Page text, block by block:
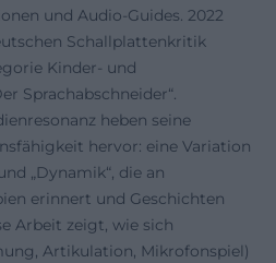
und Audio-Guides. 2022
Schallplattenkritik
Kinder- und
Sprachabschneider“.
heben seine
hervor: eine Variation
„Dynamik“, die an
erinnert und Geschichten
Arbeit zeigt, wie sich
Artikulation, Mikrofonspiel)